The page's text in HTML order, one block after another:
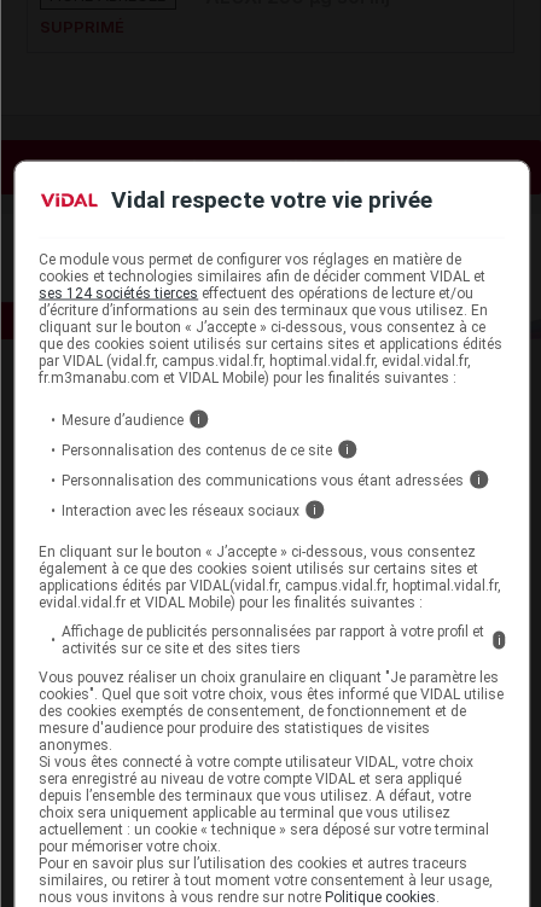
Voir les actualités liées
Espace produit
Boutique
VIDAL Expert
VIDAL Hoptimal
eVIDAL
VIDAL Mobile
VIDAL Sécurisation
VIDAL e-Services
Espace institutionnel
Qui sommes-nous ?
VIDAL France
Carrières
Charte éthique et
déontologique
Vidal respecte votre vie privée
Ce module vous permet de configurer vos réglages en matière de
cookies et technologies similaires afin de décider comment VIDAL et
ses 124 sociétés tierces effectuent des opérations de lecture et/ou
d’écriture d’informations au sein des terminaux que vous utilisez. En
cliquant sur le bouton « J’accepte » ci-dessous, vous consentez à ce
que des cookies soient utilisés sur certains sites et applications édités
par VIDAL (vidal.fr, campus.vidal.fr, hoptimal.vidal.fr, evidal.vidal.fr,
fr.m3manabu.com et VIDAL Mobile) pour les finalités suivantes :
Mesure d’audience i
Personnalisation des contenus de ce site i
Personnalisation des communications vous étant adressées i
Interaction avec les réseaux sociaux i
En cliquant sur le bouton « J’accepte » ci-dessous, vous consentez
également à ce que des cookies soient utilisés sur certains sites et
applications édités par VIDAL(vidal.fr, campus.vidal.fr, hoptimal.vidal.fr,
evidal.vidal.fr et VIDAL Mobile) pour les finalités suivantes :
Affichage de publicités personnalisées par rapport à votre profil et
activités sur ce site et des sites tiers
i
Vous pouvez réaliser un choix granulaire en cliquant "Je paramètre les
cookies". Quel que soit votre choix, vous êtes informé que VIDAL utilise
des cookies exemptés de consentement, de fonctionnement et de
mesure d'audience pour produire des statistiques de visites
anonymes.
Si vous êtes connecté à votre compte utilisateur VIDAL, votre choix
sera enregistré au niveau de votre compte VIDAL et sera appliqué
depuis l’ensemble des terminaux que vous utilisez. A défaut, votre
choix sera uniquement applicable au terminal que vous utilisez
actuellement : un cookie « technique » sera déposé sur votre terminal
pour mémoriser votre choix.
Pour en savoir plus sur l’utilisation des cookies et autres traceurs
similaires, ou retirer à tout moment votre consentement à leur usage,
nous vous invitons à vous rendre sur notrePolitique cookies